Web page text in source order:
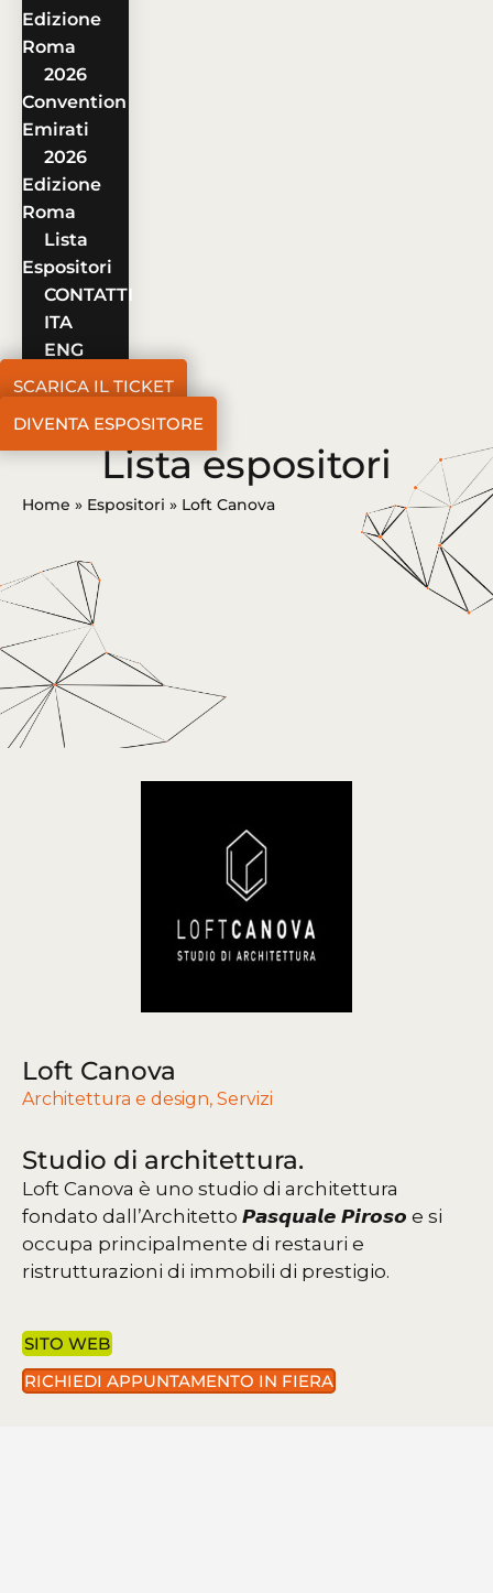
Edizione
Roma
2026
Convention
Emirati
2026
Edizione
Roma
Lista
Espositori
CONTATTI
ITA
ENG
SCARICA IL TICKET
DIVENTA ESPOSITORE
Lista espositori
Home » Espositori » Loft Canova
Loft Canova
Architettura e design, Servizi
Studio di architettura.
Loft Canova è uno studio di architettura
fondato dall’Architetto 𝙋𝙖𝙨𝙦𝙪𝙖𝙡𝙚 𝙋𝙞𝙧𝙤𝙨𝙤 e si
occupa principalmente di restauri e
ristrutturazioni di immobili di prestigio.
SITO WEB
RICHIEDI APPUNTAMENTO IN FIERA